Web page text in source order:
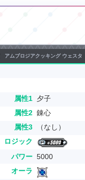
アムブロジアクッキング ウェスタ
属性1 夕子
属性2 錬心
属性3
（なし）
ロジック
パワー 5000
オーラ